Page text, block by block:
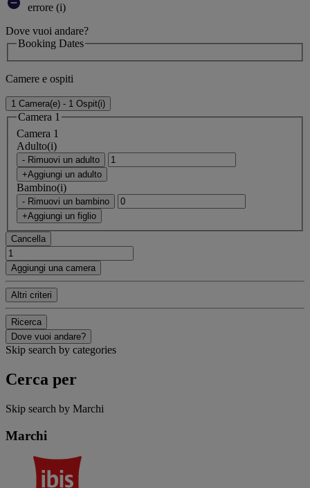
errore (i)
Dove vuoi andare?
Booking Dates
Camere e ospiti
1 Camera(e) - 1 Ospit(i)
Camera 1
Camera 1
Adulto(i)
- Rimuovi un adulto
+Aggiungi un adulto
Bambino(i)
- Rimuovi un bambino
+Aggiungi un figlio
Cancella
Aggiungi una camera
Altri criteri
Ricerca
Dove vuoi andare?
Skip search by categories
Cerca per
Skip search by Marchi
Marchi